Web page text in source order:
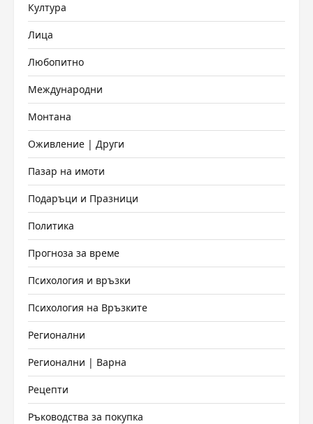
Култура
Лица
Любопитно
Международни
Монтана
Оживление | Други
Пазар на имоти
Подаръци и Празници
Политика
Прогноза за време
Психология и връзки
Психология на Връзките
Регионални
Регионални | Варна
Рецепти
Ръководства за покупка